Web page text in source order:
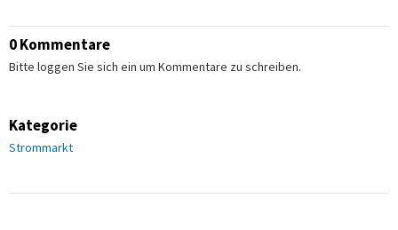
0 Kommentare
Bitte loggen Sie sich ein um Kommentare zu schreiben.
Kategorie
Strommarkt